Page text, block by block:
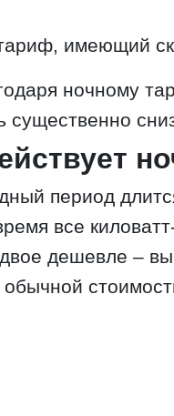
имеющий
ночному
существенно
период
все
дешевле –
обычной